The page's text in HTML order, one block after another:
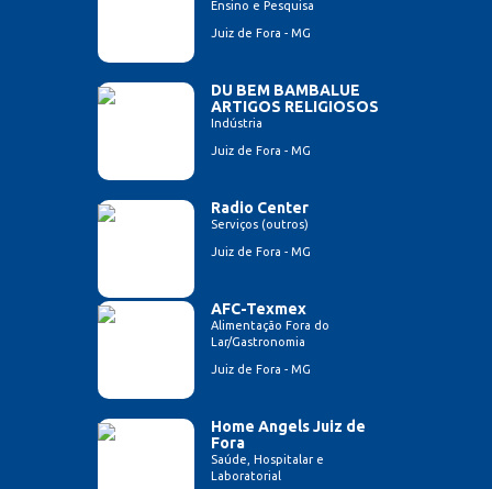
Ensino e Pesquisa
Juiz de Fora - MG
DU BEM BAMBALUE
ARTIGOS RELIGIOSOS
Indústria
Juiz de Fora - MG
Radio Center
Serviços (outros)
Juiz de Fora - MG
AFC-Texmex
Alimentação Fora do
Lar/Gastronomia
Juiz de Fora - MG
Home Angels Juiz de
Fora
Saúde, Hospitalar e
Laboratorial